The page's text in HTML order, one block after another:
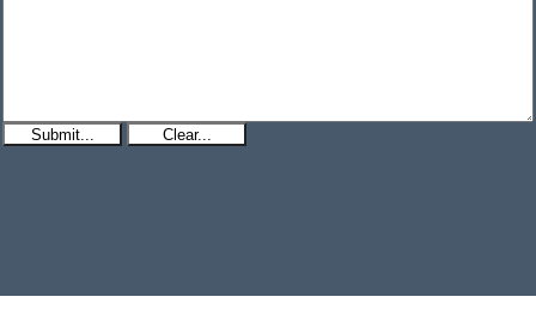
Submit... Clear...